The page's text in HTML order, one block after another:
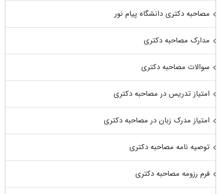
مصاحبه دکتری دانشگاه پیام نور
مدارک مصاحبه دکتری
سوالات مصاحبه دکتری
امتیاز تدریس در مصاحبه دکتری
امتیاز مدرک زبان در مصاحبه دکتری
توصیه نامه مصاحبه دکتری
فرم رزومه مصاحبه دکتری